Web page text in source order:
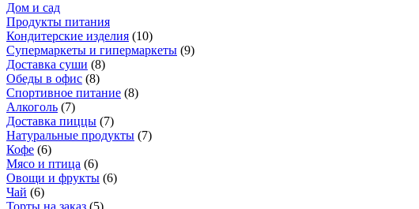
Дом и сад
Продукты питания
Кондитерские изделия (10)
Супермаркеты и гипермаркеты (9)
Доставка суши (8)
Обеды в офис (8)
Спортивное питание (8)
Алкоголь (7)
Доставка пиццы (7)
Натуральные продукты (7)
Кофе (6)
Мясо и птица (6)
Овощи и фрукты (6)
Чай (6)